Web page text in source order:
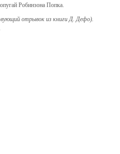
Робинзона Попка.
отрывок из книги Д. Дефо).